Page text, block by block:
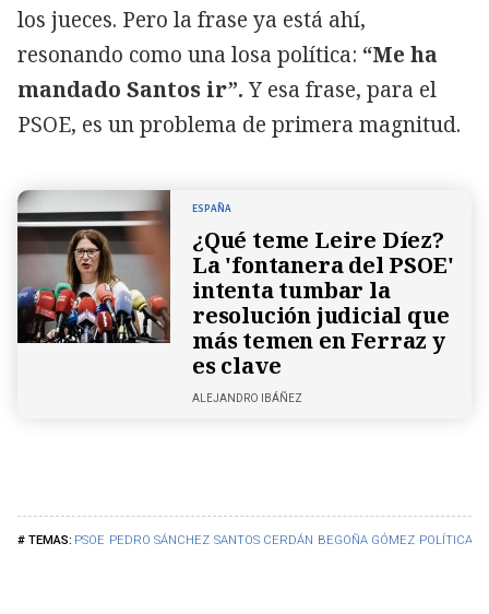
PSOE PEDRO SÁNCHEZ SANTOS CERDÁN BEGOÑA GÓMEZ POLÍTICA
los jueces. Pero la frase ya está ahí,
resonando como una losa política: “Me ha
mandado Santos ir”.Y esa frase, para el
PSOE, es un problema de primera magnitud.
ESPAÑA
¿Qué teme Leire Díez?
La 'fontanera del PSOE'
intenta tumbar la
resolución judicial que
más temen en Ferraz y
es clave
ALEJANDRO IBÁÑEZ